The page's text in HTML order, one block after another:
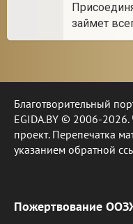
займет
Благотворительный
EGIDA.BY © 2006-
проект. Перепечатка
указанием обратной
Пожертвование